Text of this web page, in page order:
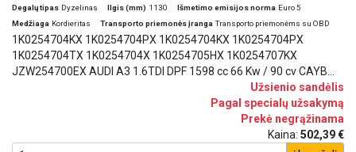
Degalų tipas Dyzelinas Ilgis (mm) 1130 Išmetimo emisijos norma Euro 5
Medžiaga Kordieritas Transporto priemonės įranga Transporto priemonėms su OBD
1K0254704KX 1K0254704PX 1K0254704KX 1K0254704PX
1K0254704TX 1K0254704X 1K0254705HX 1K0254707KX
JZW254700EX AUDI A3 1.6TDI DPF 1598 cc 66 Kw / 90 cv CAYB
5/09>5/11 AUDI A3 1.6TDI DPF 1598 cc 77 Kw / 105 cv CAYC
11/09>5/11 AUDI A3 2.0TDI DPF 1968 cc 100 Kw / 136 cv CBAA,
CFFA 7/08>5/13 AUDI A3 2.0TDI DPF 1968 cc 103 Kw / 140 cv
CBAB, CFFB 7/08>5/13 SEAT ALTEA 1.6TDI DPF 1598 cc 66 Kw /
Užsienio sandėlis
Pagal specialų užsakymą
Prekė negrąžinama
Kaina: 502,39 €